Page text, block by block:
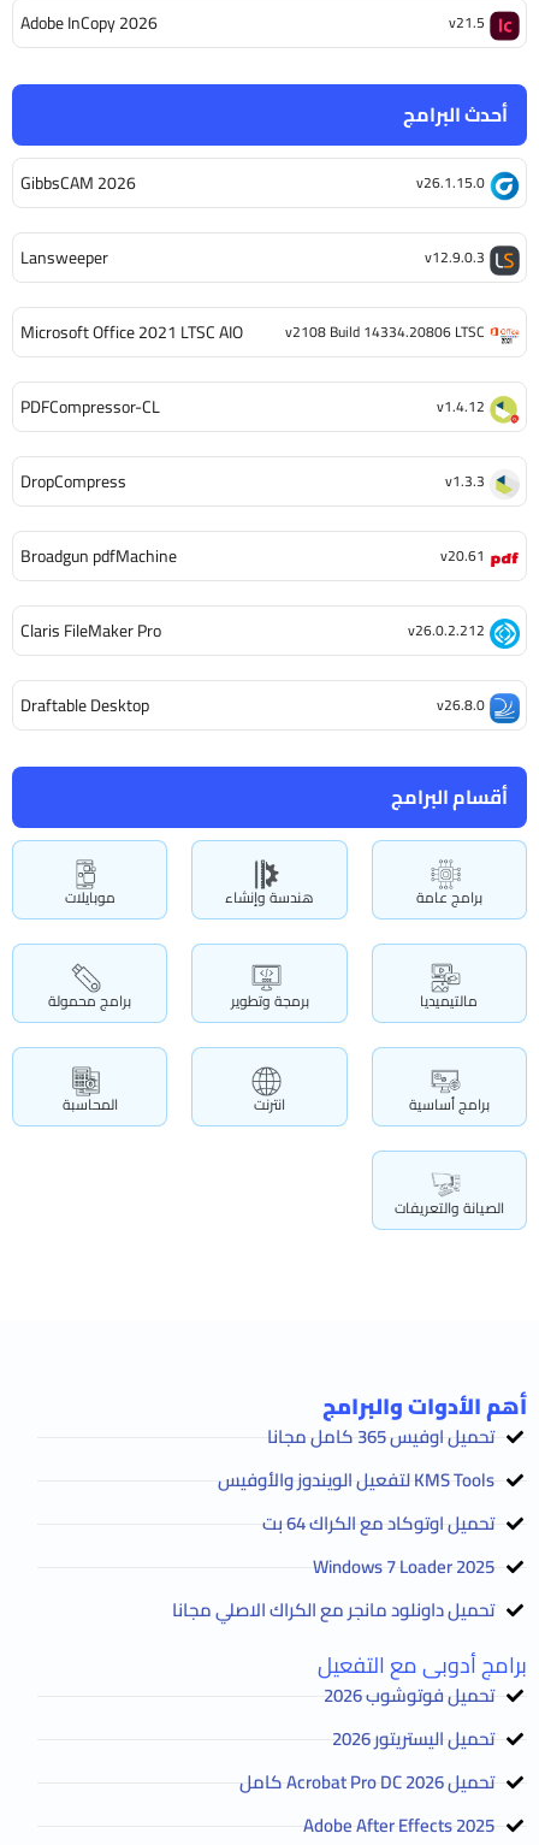
أقسام البرامج
برامج عامة هندسة وإنشاء موبايلات
مالتيميديا برمجة وتطوير برامج محمولة
برامج أساسية انترنت المحاسبة
الصيانة والتعريفات
أحدث البرامج
GibbsCAM 2026 v26.1.15.0
Lansweeper v12.9.0.3
Microsoft Office 2021 LTSC AIO v2108 Build 14334.20806 LTSC
PDFCompressor-CL v1.4.12
DropCompress v1.3.3
Broadgun pdfMachine v20.61
Claris FileMaker Pro v26.0.2.212
Draftable Desktop v26.8.0
Adobe InCopy 2026 v21.5
أهم الأدوات والبرامج
تحميل اوفيس 365 كامل مجانا
KMS Tools لتفعيل الويندوز والأوفيس
تحميل اوتوكاد مع الكراك 64 بت
2025 Windows 7 Loader
تحميل داونلود مانجر مع الكراك الاصلي مجانا
برامج أدوبى مع التفعيل
تحميل فوتوشوب 2026
تحميل اليستريتور 2026
تحميل Acrobat Pro DC 2026 كامل
Adobe After Effects 2025